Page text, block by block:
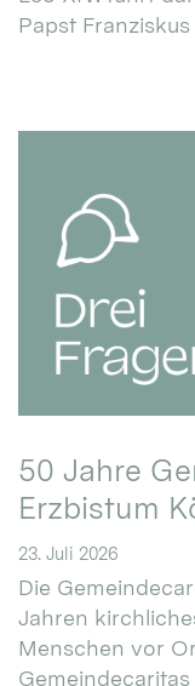
Papst
50 Jahre
Erzbistum
23. Juli 2026
Die
Jahren
Menschen vor